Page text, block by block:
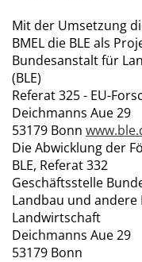
Mit der Umsetzung
BMEL die BLE als
Bundesanstalt für
(BLE)
Referat 325 - EU-
Deichmanns Aue 29
53179 Bonn
Die Abwicklung der
BLE, Referat 332
Geschäftsstelle
Landbau und
Landwirtschaft
Deichmanns Aue 29
53179 Bonn